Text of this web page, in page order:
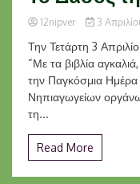
12nipver 3
Την Τετάρτη 3
“Με τα βιβλία
την Παγκόσμια Ημέρα
Νηπιαγωγείων
τη...
Read More